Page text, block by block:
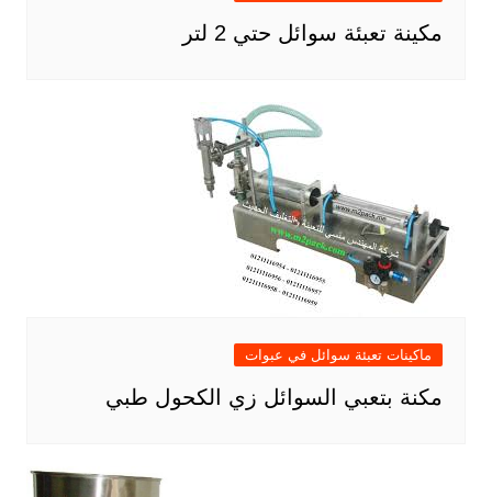
مكينة تعبئة سوائل حتي 2 لتر
ماكينات تعبئة سوائل في عبوات
مكنة بتعبي السوائل زي الكحول طبي